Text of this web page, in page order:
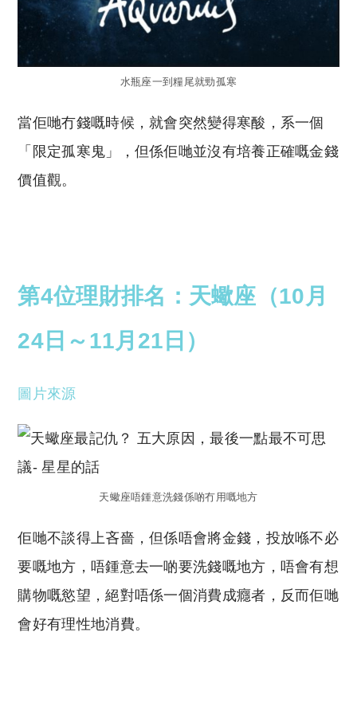
水瓶座一到糧尾就勁孤寒
當佢哋冇錢嘅時候，就會突然變得寒酸，系一個
「限定孤寒鬼」，但係佢哋並沒有培養正確嘅金錢
價值觀。
第4位理財排名：天蠍座（10月
24日～11月21日）
圖片來源
天蠍座唔鍾意洗錢係啲冇用嘅地方
佢哋不談得上吝嗇，但係唔會將金錢，投放喺不必
要嘅地方，唔鍾意去一啲要洗錢嘅地方，唔會有想
購物嘅慾望，絕對唔係一個消費成癮者，反而佢哋
會好有理性地消費。